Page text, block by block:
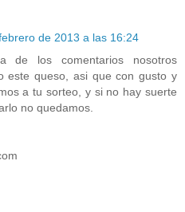
de 2013 a las 16:24
de los comentarios nosotros
este queso, asi que con gusto y
a tu sorteo, y si no hay suerte
no quedamos.